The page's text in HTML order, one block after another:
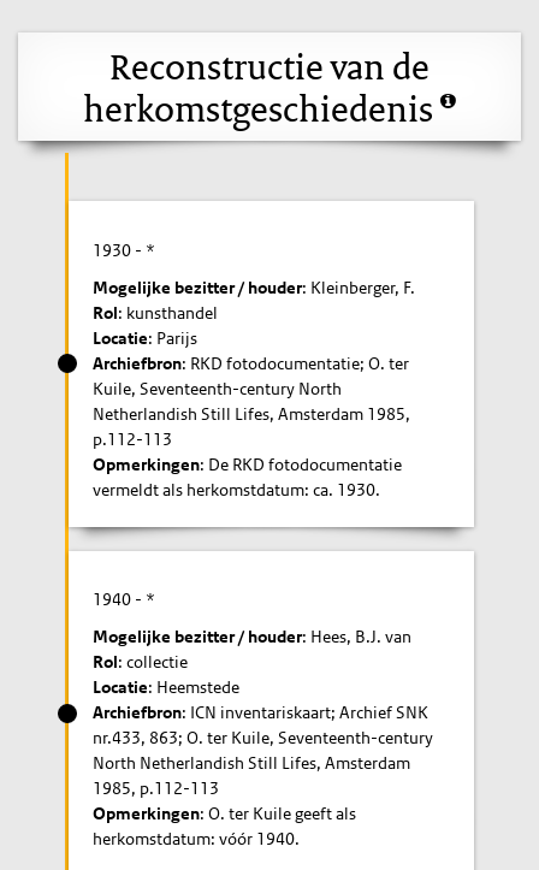
Reconstructie van de
herkomstgeschiedenis
1930 - *
Mogelijke bezitter / houder: Kleinberger, F.
Rol: kunsthandel
Locatie: Parijs
Archiefbron: RKD fotodocumentatie; O. ter
Kuile, Seventeenth-century North
Netherlandish Still Lifes, Amsterdam 1985,
p.112-113
Opmerkingen: De RKD fotodocumentatie
vermeldt als herkomstdatum: ca. 1930.
1940 - *
Mogelijke bezitter / houder: Hees, B.J. van
Rol: collectie
Locatie: Heemstede
Archiefbron: ICN inventariskaart; Archief SNK
nr.433, 863; O. ter Kuile, Seventeenth-century
North Netherlandish Still Lifes, Amsterdam
1985, p.112-113
Opmerkingen: O. ter Kuile geeft als
herkomstdatum: vóór 1940.